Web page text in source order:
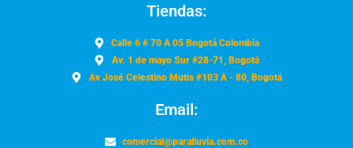
Tiendas:
Calle 6 # 70 A 05 Bogotá Colombia
Av. 1 de mayo Sur #28-71, Bogotá
Av José Celestino Mutis #103 A - 80, Bogotá
Email:
comercial@paralluvia.com.co